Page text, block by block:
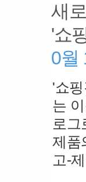
새
'쇼
0월
'쇼
는
로그
제품
고-